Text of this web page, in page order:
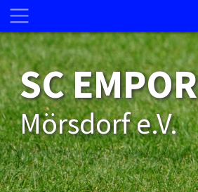
SC EMPOR
Mörsdorf e.V.